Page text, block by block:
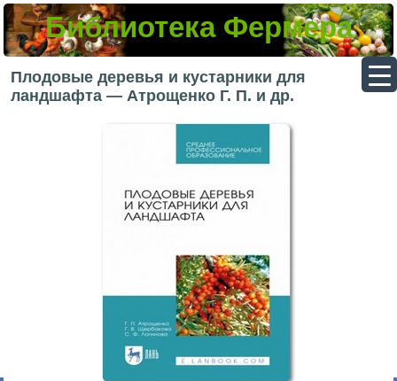
Библиотека Фермера
Плодовые деревья и кустарники для
ландшафта — Атрощенко Г. П. и др.